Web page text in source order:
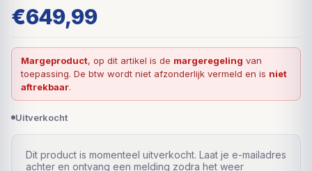
€649,99
Margeproduct, op dit artikel is de margeregeling van
toepassing. De btw wordt niet afzonderlijk vermeld en is niet
aftrekbaar.
Uitverkocht
Dit product is momenteel uitverkocht. Laat je e-mailadres
achter en ontvang een melding zodra het weer